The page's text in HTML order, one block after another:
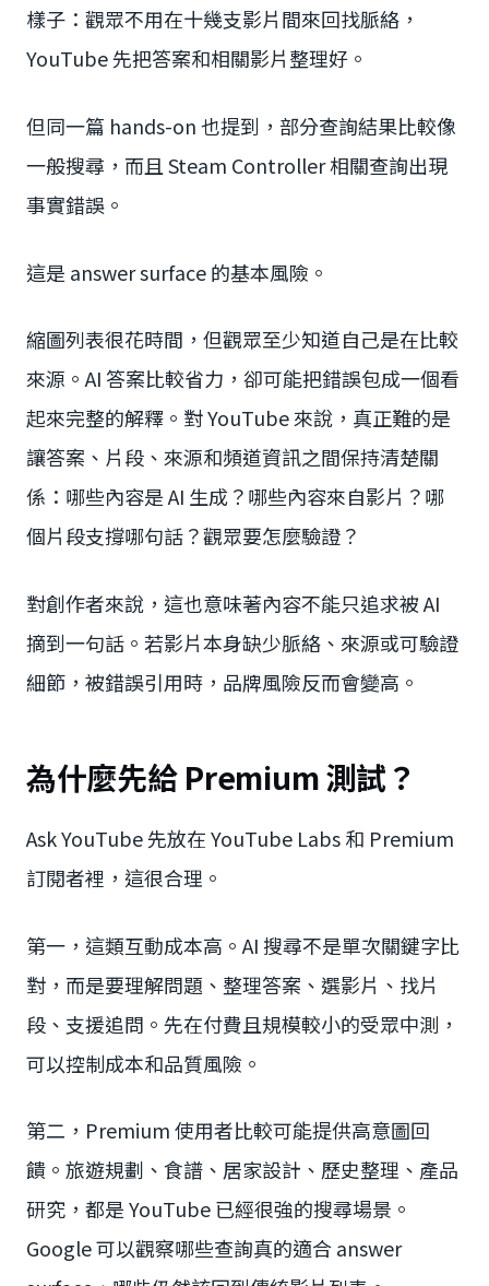
樣子：觀眾不用在十幾支影片間來回找脈絡，
YouTube 先把答案和相關影片整理好。
但同一篇 hands-on 也提到，部分查詢結果比較像
一般搜尋，而且 Steam Controller 相關查詢出現
事實錯誤。
這是 answer surface 的基本風險。
縮圖列表很花時間，但觀眾至少知道自己是在比較
來源。AI 答案比較省力，卻可能把錯誤包成一個看
起來完整的解釋。對 YouTube 來說，真正難的是
讓答案、片段、來源和頻道資訊之間保持清楚關
係：哪些內容是 AI 生成？哪些內容來自影片？哪
個片段支撐哪句話？觀眾要怎麼驗證？
對創作者來說，這也意味著內容不能只追求被 AI
摘到一句話。若影片本身缺少脈絡、來源或可驗證
細節，被錯誤引用時，品牌風險反而會變高。
為什麼先給 Premium 測試？
Ask YouTube 先放在 YouTube Labs 和 Premium
訂閱者裡，這很合理。
第一，這類互動成本高。AI 搜尋不是單次關鍵字比
對，而是要理解問題、整理答案、選影片、找片
段、支援追問。先在付費且規模較小的受眾中測，
可以控制成本和品質風險。
第二，Premium 使用者比較可能提供高意圖回
饋。旅遊規劃、食譜、居家設計、歷史整理、產品
研究，都是 YouTube 已經很強的搜尋場景。
Google 可以觀察哪些查詢真的適合 answer